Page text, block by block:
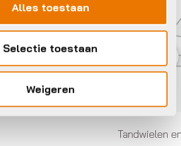
Alles toestaan
Selectie toestaan
Weigeren